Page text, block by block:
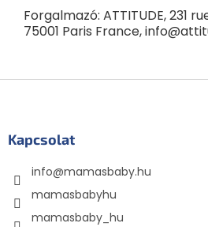
Forgalmazó: ATTITUDE, 231
75001 Paris France,
Kapcsolat
info@mamasbaby.hu
mamasbabyhu
mamasbaby_hu